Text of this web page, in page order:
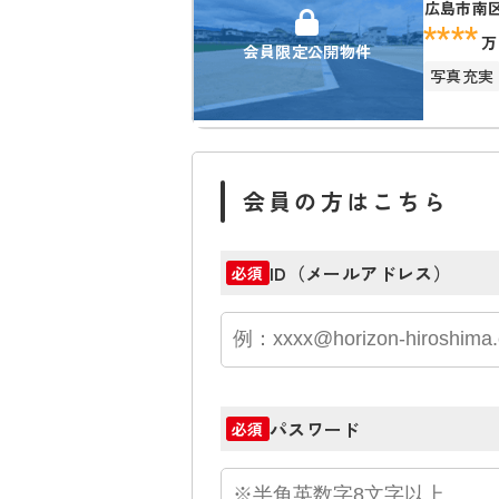
会員限定公開物件
広島市南
****
写真充実
会員の方はこちら
必須 ID（メールアドレス）
必須 パスワード